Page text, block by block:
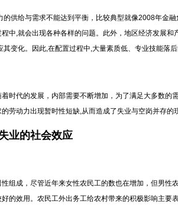
供给与需求不能达到平衡，比较典型就像2008年金
中,就会出现各种各样的问题。此外，地区经济发展
其变化。因此,在配置过程中,大量素质低、专业技能落
时代的发展，内部需要不断增加，为了满足大多数的
劳动力出现暂时性短缺,从而造成了失业与空岗并存的
业的社会效应
组成，尽管近年来女性农民工的数也在增加，但男性
的效用。农民工外出务工给农村带来的积极影响主要